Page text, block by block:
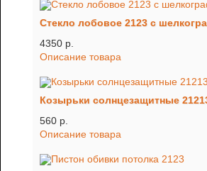
Стекло лобовое 2123 с
4350 p.
Описание товара
Козырьки солнцезащитные
560 p.
Описание товара